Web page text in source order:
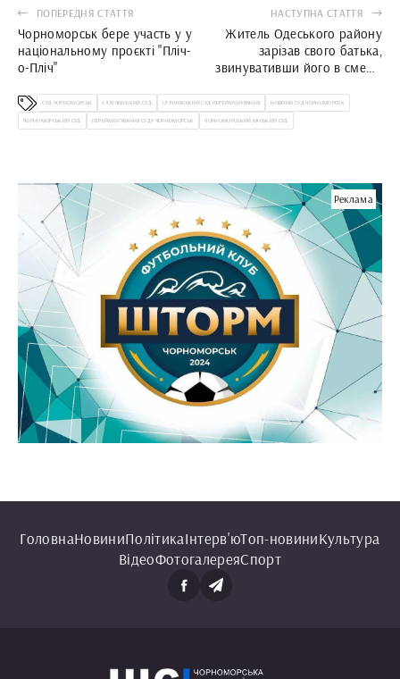
ПОПЕРЕДНЯ СТАТТЯ
Чорноморськ бере участь у у
національному проєкті "Пліч-
о-Пліч"
НАСТУПНА СТАТТЯ
Житель Одеського району
зарізав свого батька,
звинувативши його в смерті
СУД ЧОРНОМОРСЬК ІЛЛІЧІВСЬКИЙ СУД ІЛЛІЧІВСЬКИЙ СУД ПЕРЕЙМЕНУВАННЯ НОВИНИ СУД ЧОРНОМОРСЬК
ЧОРНОМОРСЬКИЙ СУД ПЕРЕЙМЕНУВАННЯ СУДУ ЧОРНОМОРСЬК ЧОРНОМОРСЬКИЙ МІСЬКИЙ СУД
Реклама
ГоловнаНовиниПолітикаІнтерв'юТоп-новиниКультура
ВідеоФотогалереяСпорт